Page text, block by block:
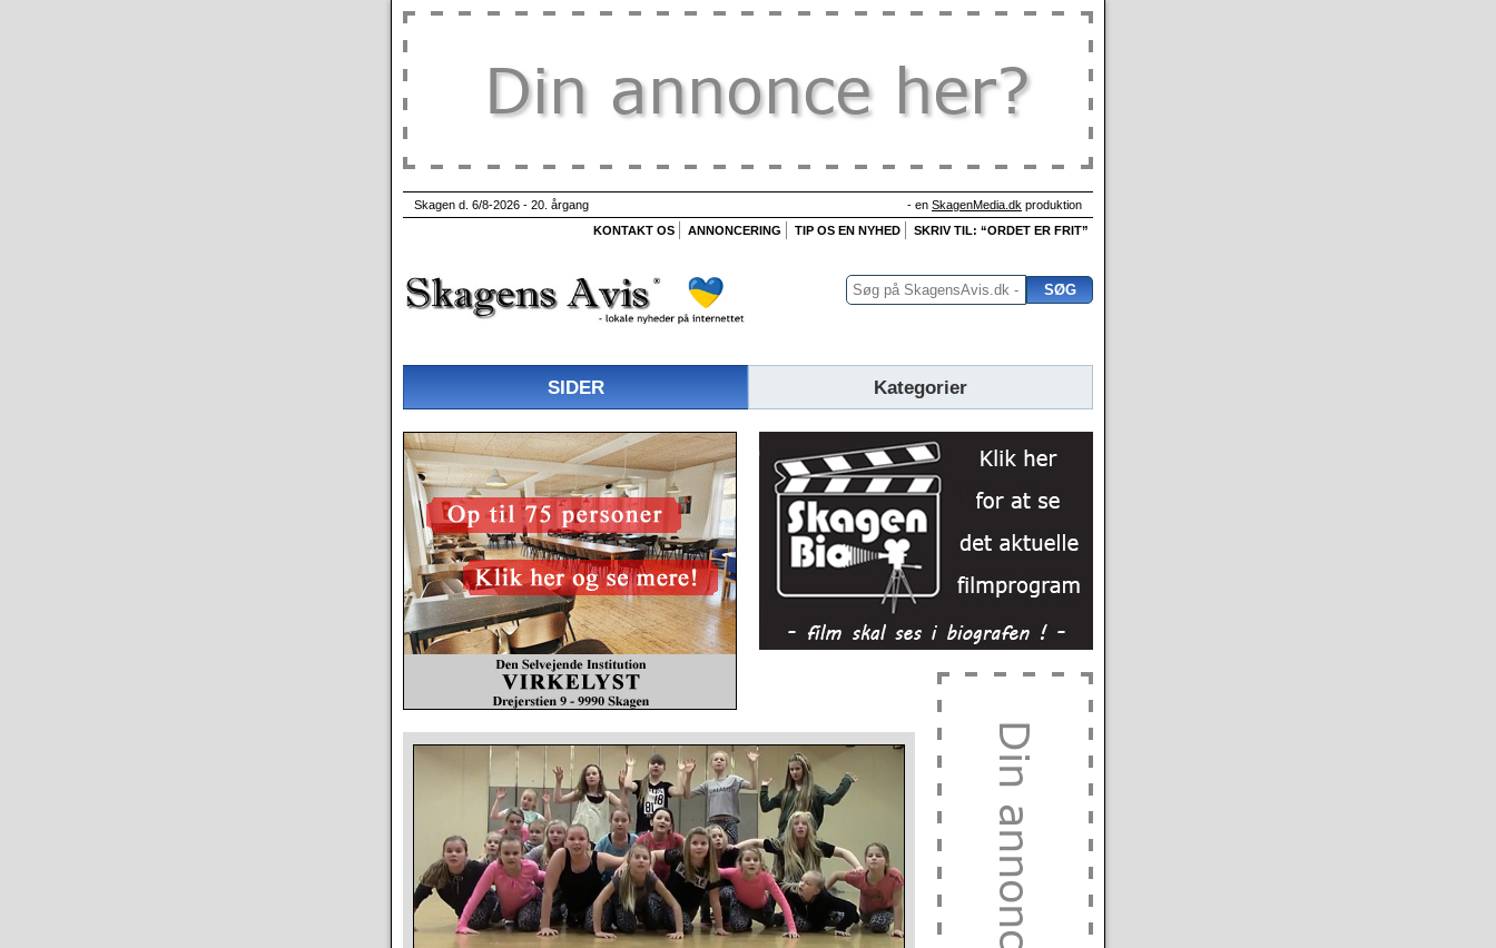
Skagen d. 6/8-2026 - 20. årgang - en SkagenMedia.dk produktion
KONTAKT OS
ANNONCERING TIP OS EN NYHED SKRIV TIL: “ORDET ER FRIT”
SIDER Kategorier